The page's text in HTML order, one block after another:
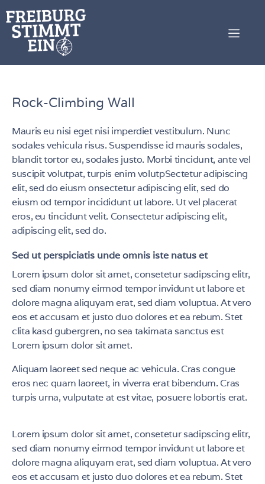
Rock-Climbing Wall
Mauris eu nisi eget nisi imperdiet vestibulum. Nunc
sodales vehicula risus. Suspendisse id mauris sodales,
blandit tortor eu, sodales justo. Morbi tincidunt, ante vel
suscipit volutpat, turpis enim volutpSectetur adipiscing
elit, sed do eiusm onsectetur adipiscing elit, sed do
eiusm od tempor incididunt ut labore. Ut vel placerat
eros, eu tincidunt velit. Consectetur adipiscing elit,
adipiscing elit, sed do.
Sed ut perspiciatis unde omnis iste natus et
Lorem ipsum dolor sit amet, consetetur sadipscing elitr,
sed diam nonumy eirmod tempor invidunt ut labore et
dolore magna aliquyam erat, sed diam voluptua. At vero
eos et accusam et justo duo dolores et ea rebum. Stet
clita kasd gubergren, no sea takimata sanctus est
Lorem ipsum dolor sit amet.
Aliquam laoreet sed neque ac vehicula. Cras congue
eros nec quam laoreet, in viverra erat bibendum. Cras
turpis urna, vulputate at est vitae, posuere lobortis erat.
Lorem ipsum dolor sit amet, consetetur sadipscing elitr,
sed diam nonumy eirmod tempor invidunt ut labore et
dolore magna aliquyam erat, sed diam voluptua. At vero
eos et accusam et justo duo dolores et ea rebum. Stet